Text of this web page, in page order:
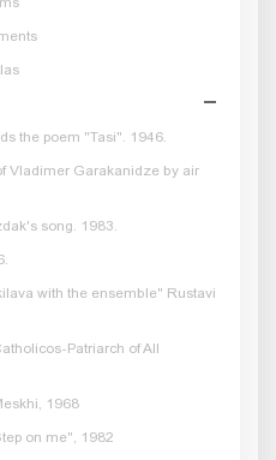
the poem "Tasi". 1946.
Vladimer Garakanidze by air
song. 1983.
with the ensemble" Rustavi
Patriarch of All
1968
on me", 1982